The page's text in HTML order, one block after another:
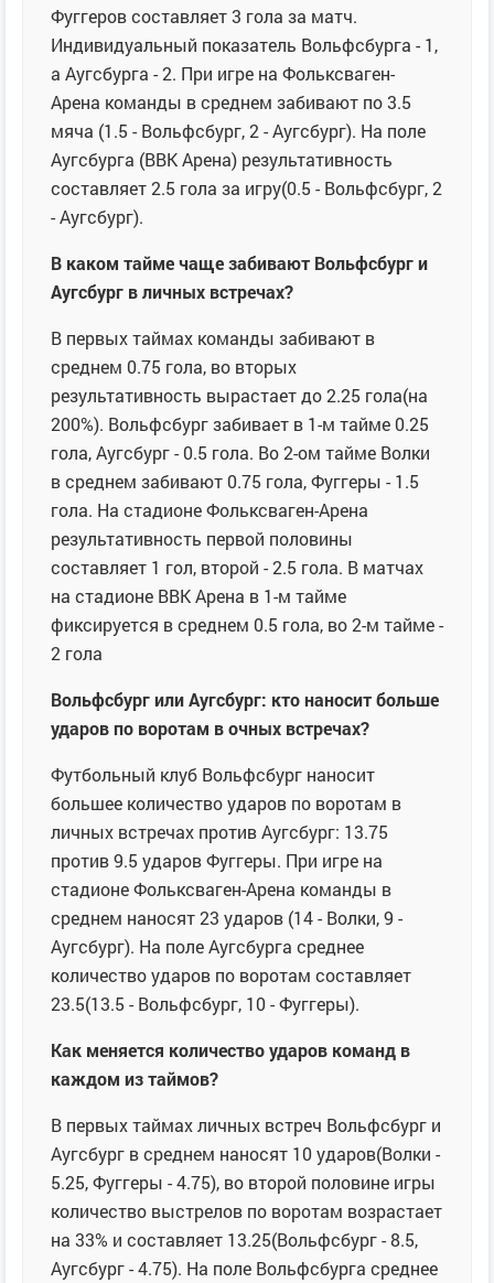
Фуггеров составляет 3 гола за матч.
Индивидуальный показатель Вольфсбурга - 1,
а Аугсбурга - 2. При игре на Фольксваген-
Арена команды в среднем забивают по 3.5
мяча (1.5 - Вольфсбург, 2 - Аугсбург). На поле
Аугсбурга (ВВК Арена) результативность
составляет 2.5 гола за игру(0.5 - Вольфсбург, 2
- Аугсбург).
В каком тайме чаще забивают Вольфсбург и
Аугсбург в личных встречах?
В первых таймах команды забивают в
среднем 0.75 гола, во вторых
результативность вырастает до 2.25 гола(на
200%). Вольфсбург забивает в 1-м тайме 0.25
гола, Аугсбург - 0.5 гола. Во 2-ом тайме Волки
в среднем забивают 0.75 гола, Фуггеры - 1.5
гола. На стадионе Фольксваген-Арена
результативность первой половины
составляет 1 гол, второй - 2.5 гола. В матчах
на стадионе ВВК Арена в 1-м тайме
фиксируется в среднем 0.5 гола, во 2-м тайме -
2 гола
Вольфсбург или Аугсбург: кто наносит больше
ударов по воротам в очных встречах?
Футбольный клуб Вольфсбург наносит
большее количество ударов по воротам в
личных встречах против Аугсбург: 13.75
против 9.5 ударов Фуггеры. При игре на
стадионе Фольксваген-Арена команды в
среднем наносят 23 ударов (14 - Волки, 9 -
Аугсбург). На поле Аугсбурга среднее
количество ударов по воротам составляет
23.5(13.5 - Вольфсбург, 10 - Фуггеры).
Как меняется количество ударов команд в
каждом из таймов?
В первых таймах личных встреч Вольфсбург и
Аугсбург в среднем наносят 10 ударов(Волки -
5.25, Фуггеры - 4.75), во второй половине игры
количество выстрелов по воротам возрастает
на 33% и составляет 13.25(Вольфсбург - 8.5,
Аугсбург - 4.75). На поле Вольфсбурга среднее